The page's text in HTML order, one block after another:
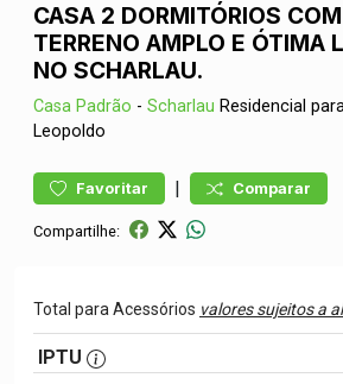
CASA 2 DORMITÓRIOS
TERRENO AMPLO E ÓTIMA
NO SCHARLAU.
Casa Padrão - Scharlau Residencial
Leopoldo
Favoritar | Comparar
Compartilhe:
Total para Acessórios valores sujeitos a
IPTU